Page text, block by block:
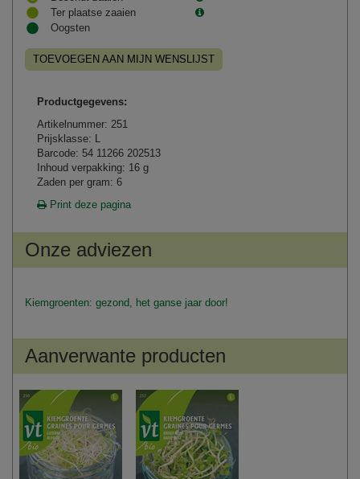
Ter plaatse zaaien
Oogsten
TOEVOEGEN AAN MIJN WENSLIJST
Productgegevens:
Artikelnummer: 251
Prijsklasse: L
Barcode: 54 11266 202513
Inhoud verpakking: 16 g
Zaden per gram: 6
Print deze pagina
Onze adviezen
Kiemgroenten: gezond, het ganse jaar door!
Aanverwante producten